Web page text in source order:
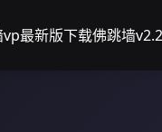
最新版下载佛跳墙